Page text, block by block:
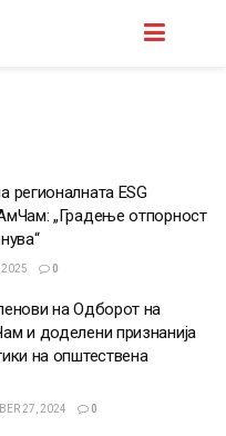
регионалната ESG
„Градење отпорност
2025 0
на Одборот на
и доделени признанија
на општествена
27, 2024 0